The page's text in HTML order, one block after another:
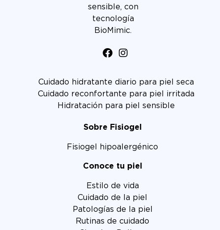
sensible, con
tecnología
BioMimic.
Cuidado hidratante diario para piel seca
Cuidado reconfortante para piel irritada
Hidratación para piel sensible
Sobre Fisiogel
Fisiogel hipoalergénico
Conoce tu piel
Estilo de vida
Cuidado de la piel
Patologías de la piel
Rutinas de cuidado